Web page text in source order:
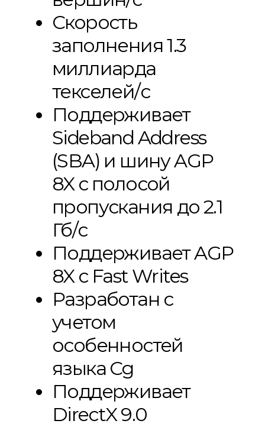
Скорость
заполнения 1.3
миллиарда
текселей/с
Поддерживает
Sideband Address
(SBA) и шину AGP
8X с полосой
пропускания до 2.1
Гб/с
Поддерживает AGP
8X с Fast Writes
Разработан с
учетом
особенностей
языка Cg
Поддерживает
DirectX 9.0